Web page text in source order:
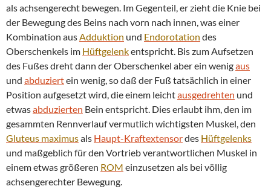
als achsengerecht bewegen. Im Gegenteil, er zieht die Knie bei
der Bewegung des Beins nach vorn nach innen, was einer
Kombination ausAdduktion und Endorotation des
Oberschenkels im Hüftgelenkentspricht. Bis zum Aufsetzen
des Fußes dreht dann der Oberschenkel aber ein wenigaus
und abduziertein wenig, so daß der Fuß tatsächlich in einer
Position aufgesetzt wird, die einem leichtausgedrehten und
etwasabduzierten Bein entspricht. Dies erlaubt ihm, den im
gesammten Rennverlauf vermutlich wichtigsten Muskel, den
Gluteus maximusals Haupt-Kraftextensordes Hüftgelenks
und maßgeblich für den Vortrieb verantwortlichen Muskel in
einem etwas größeren ROM einzusetzen als bei völlig
achsengerechter Bewegung.